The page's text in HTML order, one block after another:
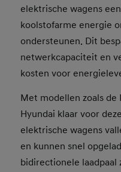
elektrische wagens
koolstofarme energie
ondersteunen. Dit
netwerkcapaciteit en
kosten voor
Met modellen zoals de
Hyundai klaar voor
elektrische wagens
en kunnen snel
bidirectionele